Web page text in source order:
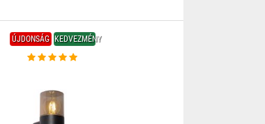
ÚJDONSÁG KEDVEZMÉNY